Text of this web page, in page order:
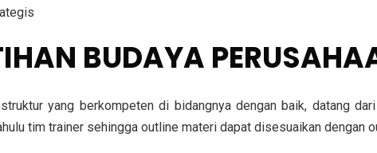
BUDAYA
yang berkompeten di bidangnya dengan baik, datang
tim trainer sehingga outline materi dapat disesuaikan dengan